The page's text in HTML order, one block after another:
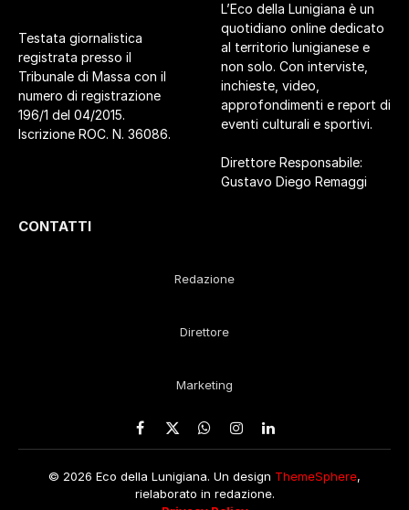
Testata giornalistica
registrata presso il
Tribunale di Massa con il
numero di registrazione
196/1 del 04/2015.
Iscrizione ROC. N. 36086.
L’Eco della Lunigiana è un
quotidiano online dedicato
al territorio lunigianese e
non solo. Con interviste,
inchieste, video,
approfondimenti e report di
eventi culturali e sportivi.
Direttore Responsabile:
Gustavo Diego Remaggi
CONTATTI
Redazione
Direttore
Marketing
Facebook
X
WhatsApp
Instagram
LinkedIn
© 2026 Eco della Lunigiana. Un design ThemeSphere,
rielaborato in redazione.